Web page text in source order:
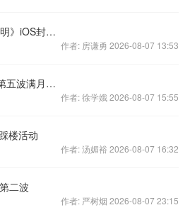
手游群P什么样？《暗黑黎明》iOS封测收官战
作者: 房谦勇 2026-08-07 13:53
《迷你西游》火爆不减！ 第五波满月活动开启
作者: 徐学娥 2026-08-07 15:55
楼活动
作者: 汤媚裕 2026-08-07 16:32
二波
作者: 严树烟 2026-08-07 23:15